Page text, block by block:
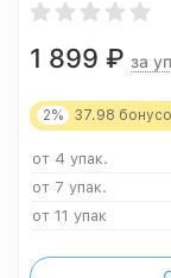
1 899 ₽ за
2% 37.98
от 4 упак.
от 7 упак.
от 11 упак